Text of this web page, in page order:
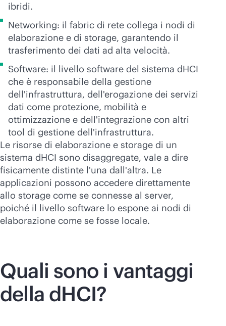
ibridi.
Networking: il fabric di rete collega i nodi di
elaborazione e di storage, garantendo il
trasferimento dei dati ad alta velocità.
Software: il livello software del sistema dHCI
che è responsabile della gestione
dell'infrastruttura, dell'erogazione dei servizi
dati come protezione, mobilità e
ottimizzazione e dell'integrazione con altri
tool di gestione dell'infrastruttura.
Le risorse di elaborazione e storage di un
sistema dHCI sono disaggregate, vale a dire
fisicamente distinte l'una dall'altra. Le
applicazioni possono accedere direttamente
allo storage come se connesse al server,
poiché il livello software lo espone ai nodi di
elaborazione come se fosse locale.
Quali sono i vantaggi
della dHCI?